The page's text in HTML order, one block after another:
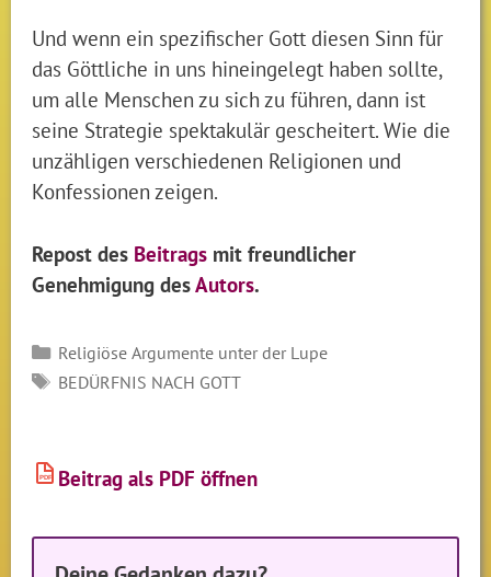
Und wenn ein spezifischer Gott diesen Sinn für
das Göttliche in uns hineingelegt haben sollte,
um alle Menschen zu sich zu führen, dann ist
seine Strategie spektakulär gescheitert. Wie die
unzähligen verschiedenen Religionen und
Konfessionen zeigen.
Repost des Beitrags mit freundlicher
Genehmigung desAutors.
Kategorien
Religiöse Argumente unter der Lupe
SCHLAGWÖRTER
BEDÜRFNIS NACH GOTT
PDF Beitrag als PDF öffnen